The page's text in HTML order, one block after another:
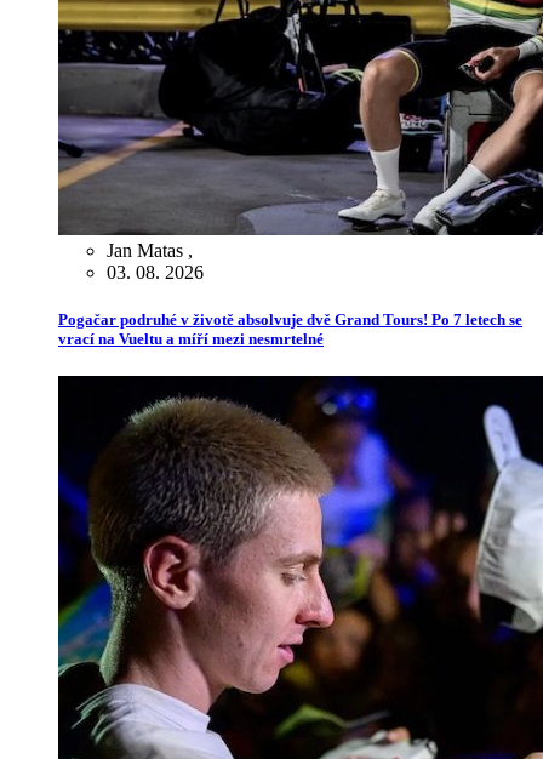
Jan Matas ,
03. 08. 2026
Pogačar podruhé v životě absolvuje dvě Grand Tours! Po 7 letech se
vrací na Vueltu a míří mezi nesmrtelné